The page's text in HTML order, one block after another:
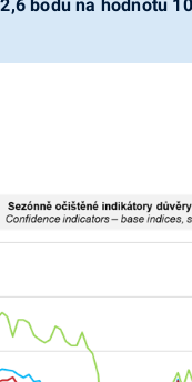
bodu na hodnotu